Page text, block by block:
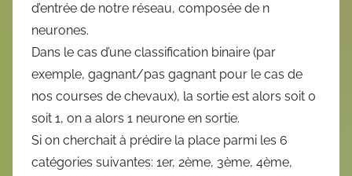
d’entrée de notre réseau, composée de n
neurones.
Dans le cas d’une classification binaire (par
exemple, gagnant/pas gagnant pour le cas de
nos courses de chevaux), la sortie est alors soit 0
soit 1, on a alors 1 neurone en sortie.
Si on cherchait à prédire la place parmi les 6
catégories suivantes: 1er, 2ème, 3ème, 4ème,